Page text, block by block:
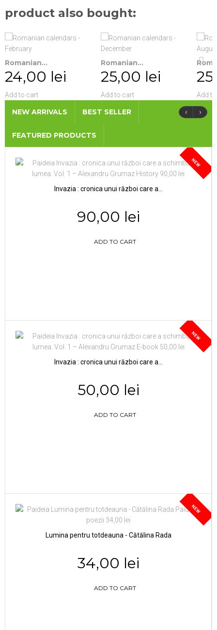
product also bought:
Romanian...
24,00 lei
Add to cart
Romanian...
25,00 lei
Add to cart Add
NEW ARRIVALS BEST SELLER
FEATURED PRODUCTS
‹ ›
NEW
Invazia : cronica unui război care a...
90,00 lei
ADD TO CART
NEW
Invazia : cronica unui război care a...
50,00 lei
ADD TO CART
NEW
Lumina pentru totdeauna - Cătălina Rada
34,00 lei
ADD TO CART